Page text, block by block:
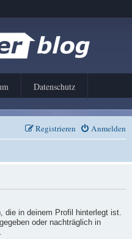
Datenschutz
Anmelden
Registrieren
die in deinem Profil hinterlegt ist.
oder nachträglich in